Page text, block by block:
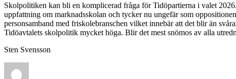
Skolpolitiken kan bli en komplicerad fråga för Tidöpartierna i valet
uppfattning om marknadsskolan och tycker nu ungefär som
personsamband med friskolebranschen vilket innebär att det blir än
Tidöavtalets skolpolitik mycket höga. Blir det mest snömos av alla
Sten Svensson